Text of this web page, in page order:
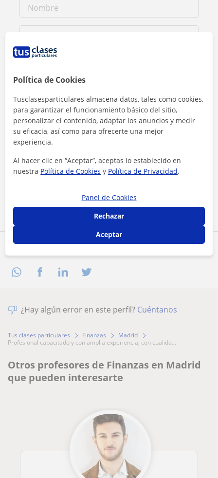
Al hacer clic, aceptas nuestro aviso legaly de privacidad
Contactar ahora
¿Hay algún error en este perfil? Cuéntanos
Tus clases particulares Finanzas
Madrid
profesional capacitado y con amplia experiencia, con cualida...
Otros profesores de Finanzas en Madrid
que pueden interesarte
Política de Cookies
Tusclasesparticulares almacena datos, tales como cookies,
para garantizar el funcionamiento básico del sitio,
personalizar el contenido, adaptar los anuncios y medir
su eficacia, así como para ofrecerte una mejor
experiencia.
Al hacer clic en “Aceptar”, aceptas lo establecido en
nuestra Política de Cookies y Política de Privacidad.
Panel de Cookies
Rechazar
Aceptar